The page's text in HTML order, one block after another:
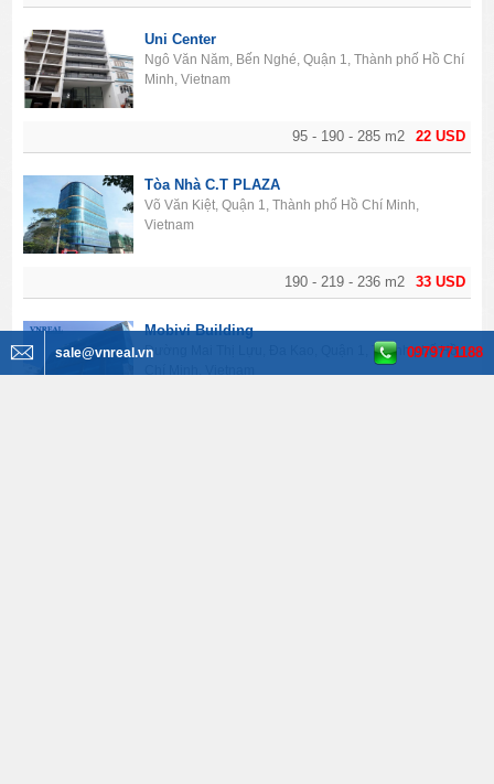
22 USD
95 - 190 - 285 m2
Uni Center
Ngô Văn Năm, Bến Nghé, Quận 1, Thành phố Hồ Chí
Minh, Vietnam
33 USD
190 - 219 - 236 m2
Tòa Nhà C.T PLAZA
Võ Văn Kiệt, Quận 1, Thành phố Hồ Chí Minh,
Vietnam
Mobivi Building
Đường Mai Thị Lựu, Đa Kao, Quận 1, Thành phố Hồ
sale@vnreal.vn 0979771188